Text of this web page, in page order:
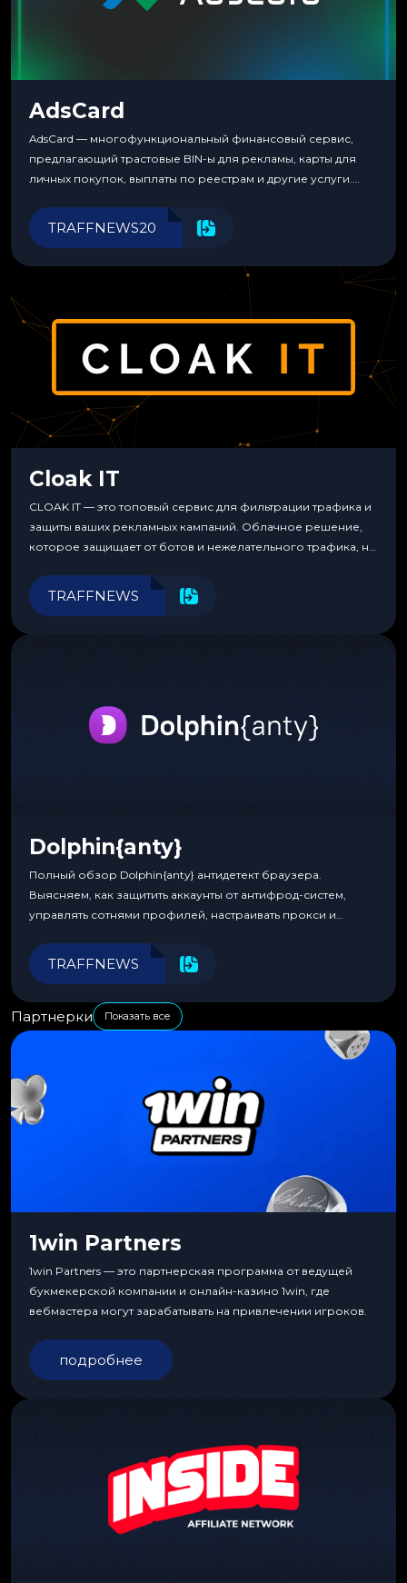
AdsCard
AdsCard — многофункциональный финансовый сервис,
предлагающий трастовые BIN-ы для рекламы, карты для
личных покупок, выплаты по реестрам и другие услуги.
инструменты для управления финансами.
TRAFFNEWS20
Cloak IT
CLOAK IT — это топовый сервис для фильтрации трафика и
защиты ваших рекламных кампаний. Облачное решение,
которое защищает от ботов и нежелательного трафика, не
программирования.
TRAFFNEWS
Dolphin{anty}
Полный обзор Dolphin{anty} антидетект браузера.
Выясняем, как защитить аккаунты от антифрод-систем,
управлять сотнями профилей, настраивать прокси и
эффективности.
TRAFFNEWS
Партнерки Показать все
1win Partners
1win Partners — это партнерская программа от ведущей
букмекерской компании и онлайн-казино 1win, где
вебмастера могут зарабатывать на привлечении игроков.
подробнее